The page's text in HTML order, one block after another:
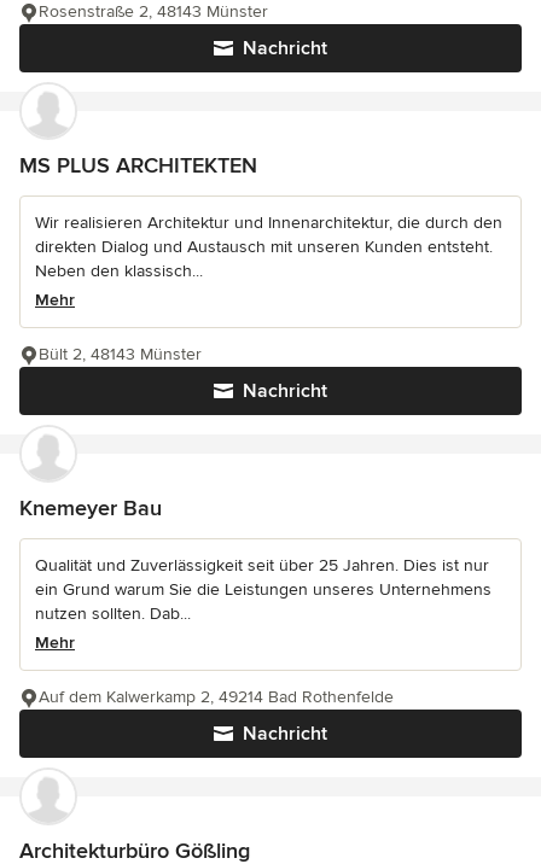
Nachricht
Rosenstraße 2, 48143 Münster
MS PLUS ARCHITEKTEN
Wir realisieren Architektur und Innenarchitektur, die durch den
direkten Dialog und Austausch mit unseren Kunden entsteht.
Neben den klassisch...
Mehr
Nachricht
Bült 2, 48143 Münster
Knemeyer Bau
Qualität und Zuverlässigkeit seit über 25 Jahren. Dies ist nur
ein Grund warum Sie die Leistungen unseres Unternehmens
nutzen sollten. Dab...
Mehr
Nachricht
Auf dem Kalwerkamp 2, 49214 Bad Rothenfelde
Architekturbüro Gößling